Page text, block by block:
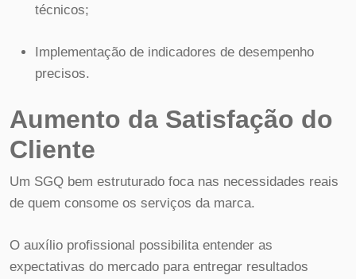
técnicos;
Implementação de indicadores de desempenho
precisos.
Aumento da Satisfação do
Cliente
Um SGQ bem estruturado foca nas necessidades reais
de quem consome os serviços da marca.
O auxílio profissional possibilita entender as
expectativas do mercado para entregar resultados